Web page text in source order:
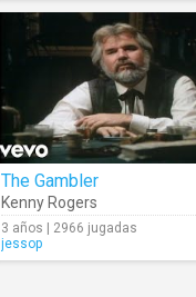
The Gambler
Kenny Rogers
3 años | 2966 jugadas
jessop